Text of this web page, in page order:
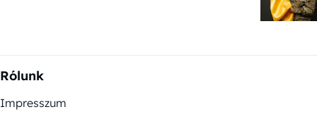
Rólunk
Impresszum